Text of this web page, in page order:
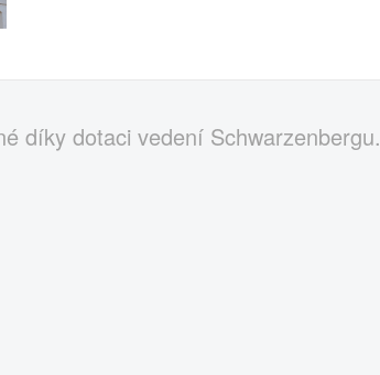
díky dotaci vedení Schwarzenbergu.